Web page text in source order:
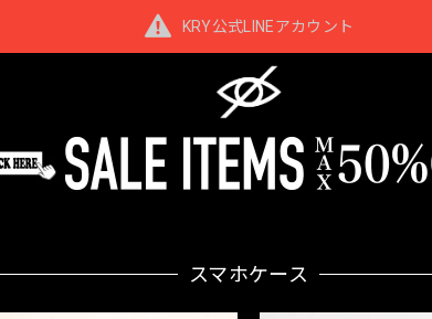
KRY公式LINEアカウント
スマホケース